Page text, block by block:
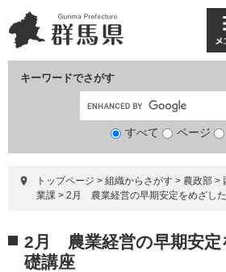
ー
ジ
ニ
ュ
て
キーワードでさがす
検
象
すべて ページ
メ
ニ
ー
トップページ > 組織からさがす > 農政部 >
業課 > 2月 農業経営の早期安定をめざし
文 2月 農業経営の早期安定
礎講座